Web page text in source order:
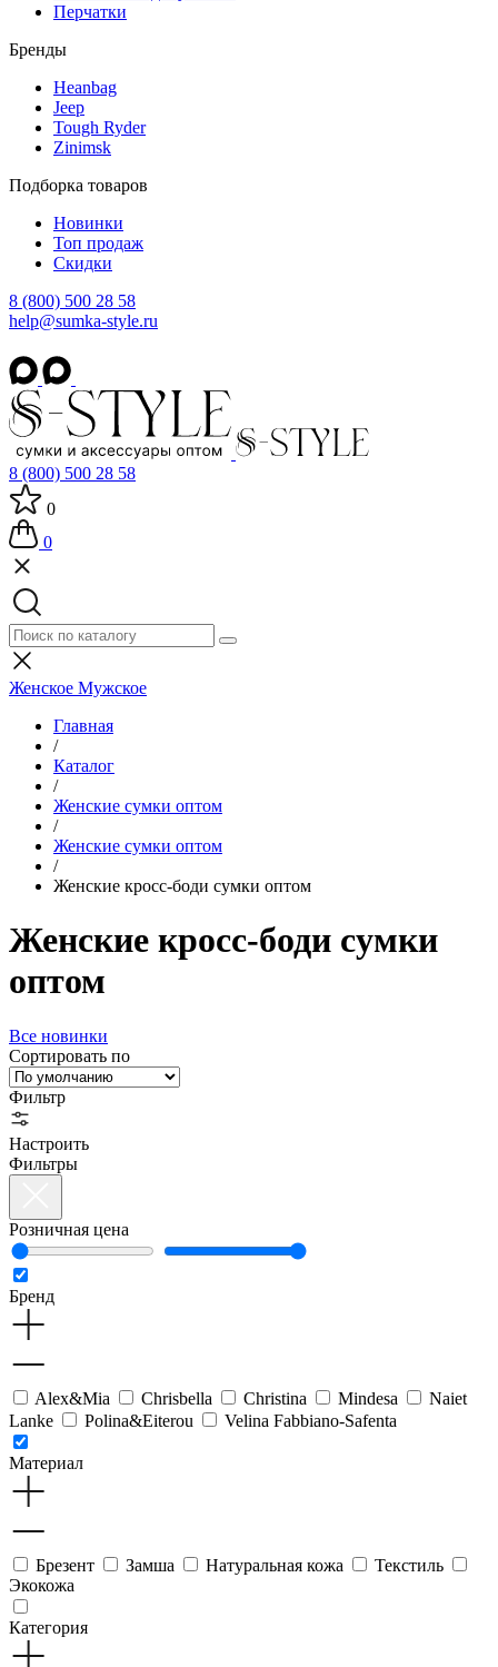
Перчатки
Бренды
Heanbag
Jeep
Tough Ryder
Zinimsk
Подборка товаров
Новинки
Топ продаж
Скидки
8 (800) 500 28 58
help@sumka-style.ru
8 (800) 500 28 58
0
0
Женское Мужское
Главная
/
Каталог
/
Женские сумки оптом
/
Женские сумки оптом
/
Женские кросс-боди сумки оптом
Женские кросс-боди сумки
оптом
Все новинки
Сортировать по
Фильтр
Настроить
Фильтры
Розничная цена
Бренд
Alex&Mia Chrisbella Christina Mindesa
Naiet
Lanke
Polina&Eiterou Velina Fabbiano-Safenta
Материал
Брезент Замша Натуральная кожа
Текстиль
Экокожа
Категория